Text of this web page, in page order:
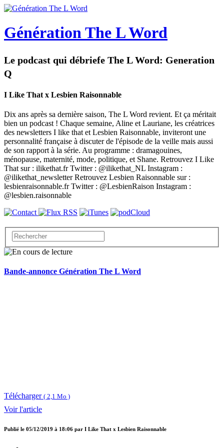
Génération The L Word
Le podcast qui débriefe The L Word: Generation
Q
I Like That x Lesbien Raisonnable
Dix ans après sa dernière saison, The L Word revient. Et ça méritait
bien un podcast ! Chaque semaine, Aline et Lauriane, les créatrices
des newsletters I like that et Lesbien Raisonnable, inviteront une
personnalité française à discuter de l'épisode de la veille mais aussi
de son rapport à la série. Au programme : dramagouines,
ménopause, maternité, mode, politique, et Shane. Retrouvez I Like
That sur : ilikethat.fr Twitter : @ilikethat_NL Instagram :
@ilikethat_newsletter Retrouvez Lesbien Raisonnable sur :
lesbienraisonnable.fr Twitter : @LesbienRaison Instagram :
@lesbien.raisonnable
Bande-annonce Génération The L Word
Télécharger ( 2,1 Mo )
Voir l'article
Publié le 05/12/2019 à 18:06 par I Like That x Lesbien Raisonnable